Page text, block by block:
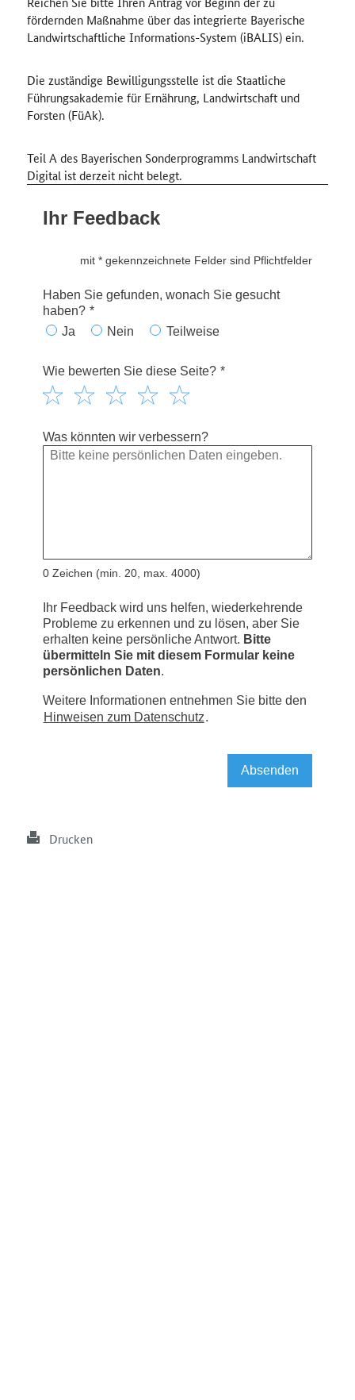
fördernden Maßnahme über das integrierte Bayerische
Landwirtschaftliche Informations-System (iBALIS) ein.
Die zuständige Bewilligungsstelle ist die Staatliche
Führungsakademie für Ernährung, Landwirtschaft und
Forsten (FüAk).
Teil A des Bayerischen Sonderprogramms Landwirtschaft
Digital ist derzeit nicht belegt.
Drucken